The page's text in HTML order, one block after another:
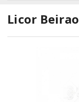
Licor Beirao